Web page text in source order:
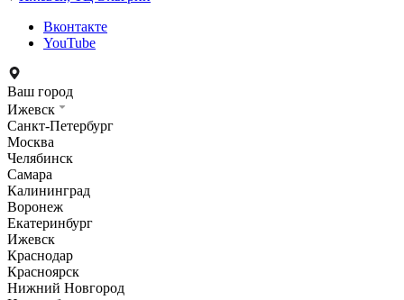
Вконтакте
YouTube
Ваш город
Ижевск
Санкт-Петербург
Москва
Челябинск
Самара
Калининград
Воронеж
Екатеринбург
Ижевск
Краснодар
Красноярск
Нижний Новгород